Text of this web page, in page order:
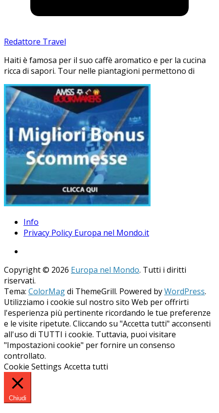
Redattore Travel
Haiti è famosa per il suo caffè aromatico e per la cucina
ricca di sapori. Tour nelle piantagioni permettono di
Info
Privacy Policy Europa nel Mondo.it
Copyright © 2026 Europa nel Mondo. Tutti i diritti
riservati.
Tema: ColorMagdi ThemeGrill. Powered byWordPress.
Utilizziamo i cookie sul nostro sito Web per offrirti
l'esperienza più pertinente ricordando le tue preferenze
e le visite ripetute. Cliccando su "Accetta tutti" acconsenti
all'uso di TUTTI i cookie. Tuttavia, puoi visitare
"Impostazioni cookie" per fornire un consenso
controllato.
Cookie Settings Accetta tutti
Chiudi